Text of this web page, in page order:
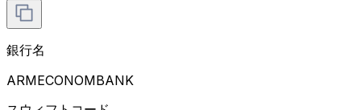
銀行名
ARMECONOMBANK